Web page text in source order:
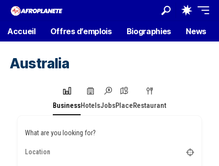
Accueil Offres d’emplois Biographies News
Australia
BusinessHotelsJobsPlaceRestaurant
What are you looking for?